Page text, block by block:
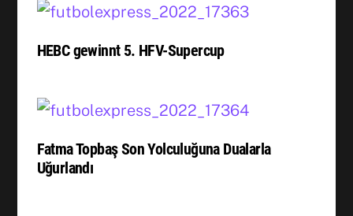
HEBC gewinnt 5. HFV-Supercup
Fatma Topbaş Son Yolculuğuna Dualarla
Uğurlandı